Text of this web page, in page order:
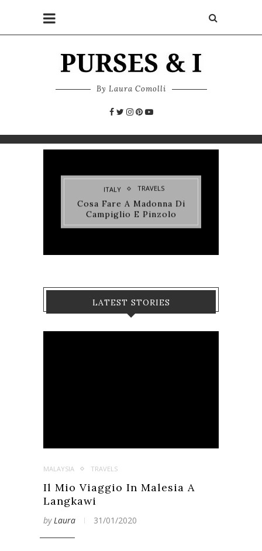
By Laura Comolli
ITALY TRAVELS
Cosa Fare A Madonna Di
Campiglio E Pinzolo
LATEST STORIES
MALAYSIA TRAVELS
Il Mio Viaggio In Malesia A
Langkawi
byLaura 31/01/2020